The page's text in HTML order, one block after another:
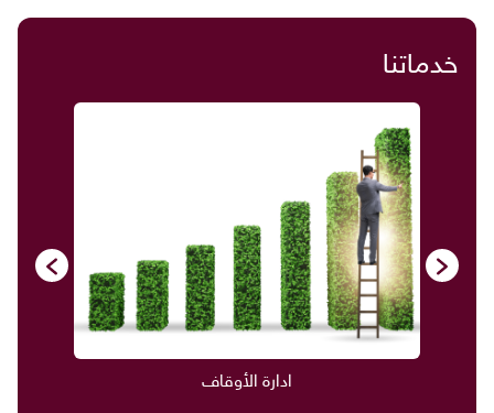
خدماتنا
ادارة الأوقاف